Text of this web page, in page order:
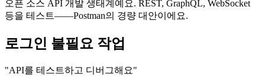
오픈 소스 API 개발 생태계예요. REST, GraphQL, WebSocket
등을 테스트——Postman의 경량 대안이에요.
로그인 불필요 작업
"API를 테스트하고 디버그해요"